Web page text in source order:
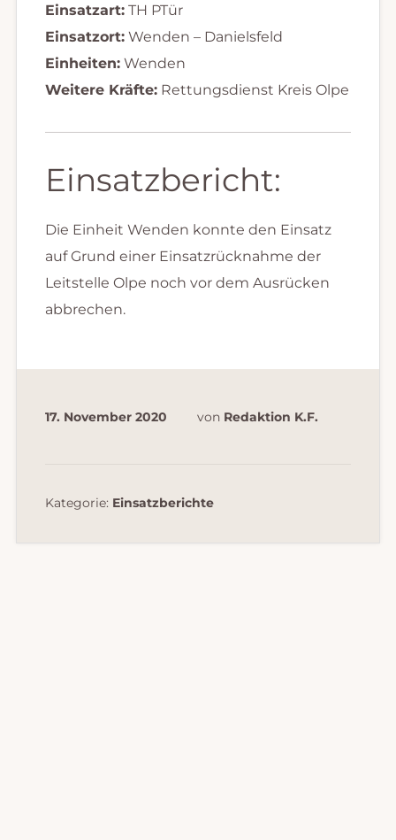
Einsatzart:TH PTür
Einsatzort:Wenden – Danielsfeld
Einheiten:Wenden
Weitere Kräfte:Rettungsdienst Kreis Olpe
Einsatzbericht:
Die Einheit Wenden konnte den Einsatz
auf Grund einer Einsatzrücknahme der
Leitstelle Olpe noch vor dem Ausrücken
abbrechen.
17. November 2020 von Redaktion K.F.
Kategorie: Einsatzberichte